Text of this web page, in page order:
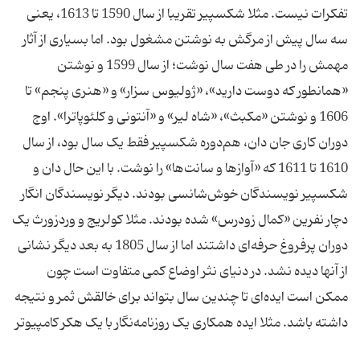
تفکرات نیست. مثلا شکسپیر تقریبا از سال 1590 تا 1613، یعنی
سه سال پیش از مرگش به نوشتن مشغول بود. اما بسیاری از آثار
مهمش را در طی هفت سال نوشت؛ از سال 1599 و نوشتن
«همانطور که دوست دارید»، «ژولیوس سزار» و «هنری پنجم» تا
1606 و نوشتن «مکبث»، «شاه لیر» و «آنتونی و کلئوپاترا». اوج
دوران کاری جان دان، هم‌دوره شکسپیر فقط یک سال بود، از سال
1610 تا 1611 که «آوازها و سانت‌ها» را نوشت. با این حال دان و
شکسپیر نویسندگان خوش‌شانسی بودند. دیگر نویسندگان انگار
دچار نفرین «کمال زودرس» شده بودند. مثلا کولریج و وردزورث یک
دوران پرفروغ حرفه‌ای داشتند اما از سال 1805 به بعد دیگر نشانی
از آنها دیده نشد. در دنیای نثر اوضاع کمی متفاوت است چون
ممکن است ایده‌ای تا چندین سال بتواند برای خالقش ثمر و نتیجه
داشته باشد. مثلا ایده همکاری یک روزنامه‌نگار با یک هکر کامپیوتر